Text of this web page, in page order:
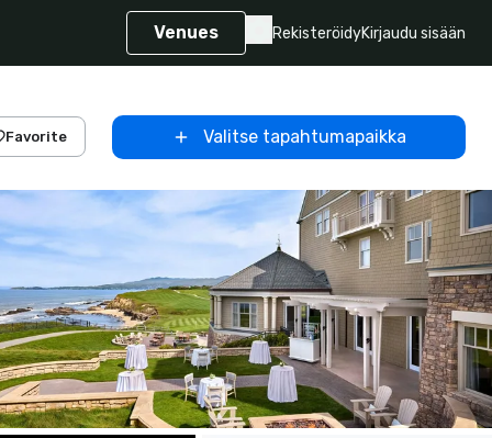
Venues RekisteröidyKirjaudu sisään
Favorite Valitse tapahtumapaikka